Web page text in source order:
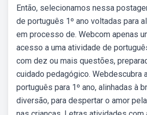
Então, selecionamos nessa
de português 1º ano voltadas para
em processo de. Webcom apenas
acesso a uma atividade de
com dez ou mais questões,
cuidado pedagógico. Webdescubra
português para 1º ano, alinhadas à
diversão, para despertar o amor